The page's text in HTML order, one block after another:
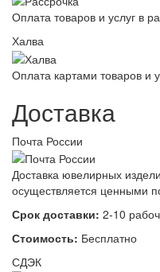
Оплата товаров и услуг в
Халва
Оплата картами товаров и
Доставка
Почта России
Доставка ювелирных
осуществляется ценными
Срок доставки: 2-10
Стоимость: Бесплатно
СДЭК